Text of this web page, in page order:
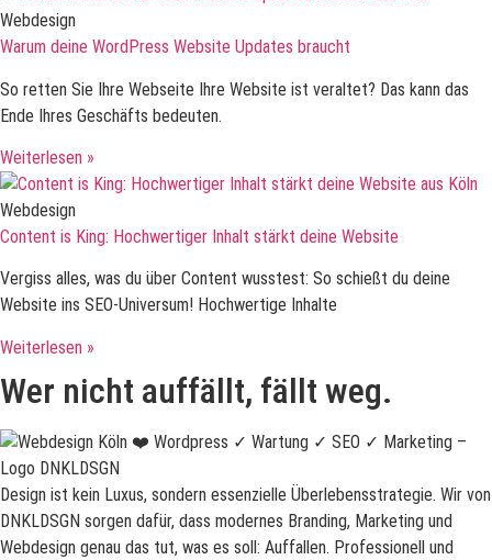
Webdesign
Warum deine WordPress Website Updates braucht
So retten Sie Ihre Webseite Ihre Website ist veraltet? Das kann das
Ende Ihres Geschäfts bedeuten.
Weiterlesen »
Webdesign
Content is King: Hochwertiger Inhalt stärkt deine Website
Vergiss alles, was du über Content wusstest: So schießt du deine
Website ins SEO-Universum! Hochwertige Inhalte
Weiterlesen »
Wer nicht auffällt, fällt weg.
Design ist kein Luxus, sondern essenzielle Überlebensstrategie. Wir von
DNKLDSGN sorgen dafür, dass modernes Branding, Marketing und
Webdesign genau das tut, was es soll: Auffallen. Professionell und